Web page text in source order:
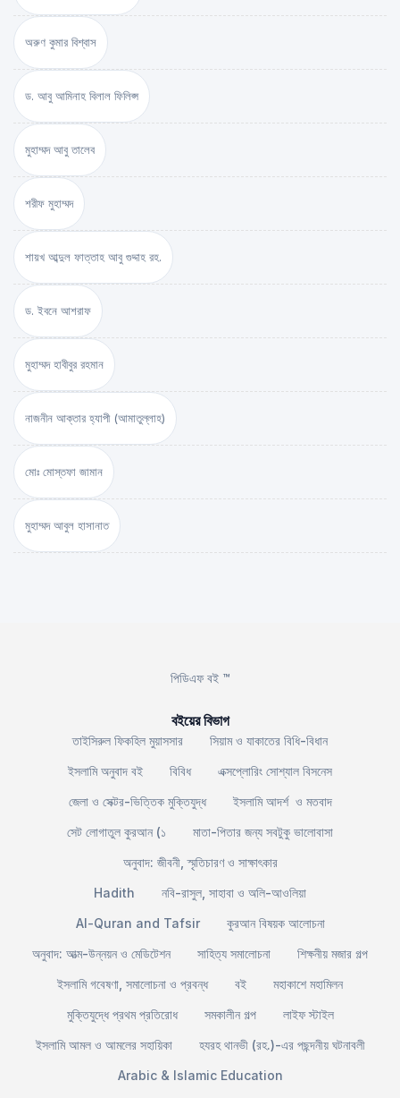
অরুণ কুমার বিশ্বাস
ড. আবু আমিনাহ বিলাল ফিলিপ্স
মুহাম্মদ আবু তালেব
শরীফ মুহাম্মদ
শায়খ আব্দুল ফাত্তাহ আবু গুদ্দাহ রহ.
ড. ইবনে আশরাফ
মুহাম্মদ হাবীবুর রহমান
নাজনীন আক্তার হ্যাপী (আমাতুল্লাহ)
মোঃ মোস্তফা জামান
মুহাম্মদ আবুল হাসানাত
পিডিএফ বই ™
বইয়ের বিভাগ
তাইসিরুল ফিকহিল মুয়াসসার
সিয়াম ও যাকাতের বিধি-বিধান
ইসলামি অনুবাদ বই
বিবিধ
এক্সপ্লোরিং সোশ্যাল বিসনেস
জেলা ও সেক্টর-ভিত্তিক মুক্তিযুদ্ধ
ইসলামি আদর্শ ও মতবাদ
সেট লোগাতুল কুরআন (১
মাতা-পিতার জন্য সবটুকু ভালোবাসা
অনুবাদ: জীবনী, স্মৃতিচারণ ও সাক্ষাৎকার
Hadith
নবি-রাসুল, সাহাবা ও অলি-আওলিয়া
Al-Quran and Tafsir
কুরআন বিষয়ক আলোচনা
অনুবাদ: আত্ম-উন্নয়ন ও মেডিটেশন
সাহিত্য সমালোচনা
শিক্ষনীয় মজার গল্প
ইসলামি গবেষণা, সমালোচনা ও প্রবন্ধ
বই
মহাকাশে মহামিলন
মুক্তিযুদ্ধে প্রথম প্রতিরোধ
সমকালীন গল্প
লাইফ স্টাইল
ইসলামি আমল ও আমলের সহায়িকা
হযরহ থানভী (রহ.)-এর পছন্দনীয় ঘটনাবলী
Arabic & Islamic Education